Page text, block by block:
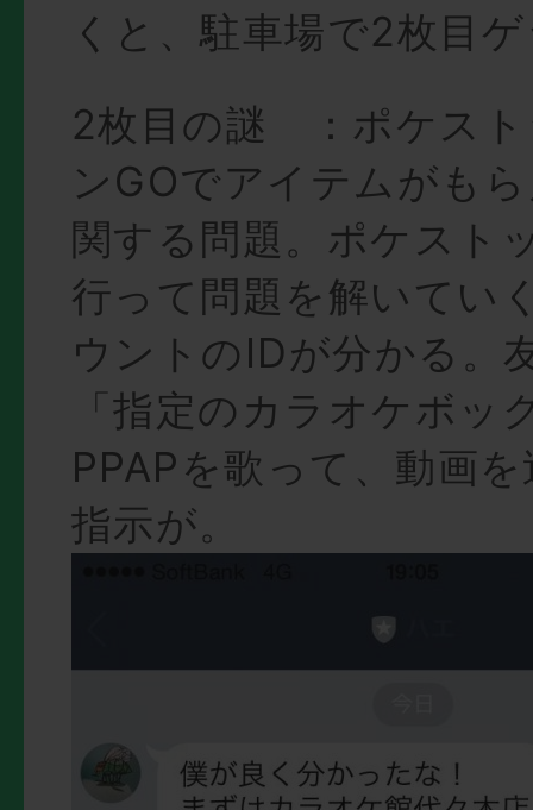
くと、駐車場で2枚目
2枚目の謎 ：ポケスト
ンGOでアイテムがも
関する問題。ポケスト
行って問題を解いてい
ウントのIDが分かる。
「指定のカラオケボッ
PPAPを歌って、動画
指示が。